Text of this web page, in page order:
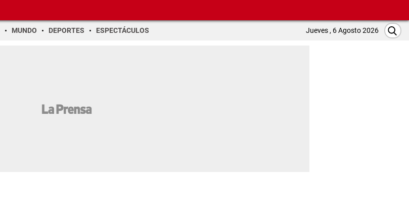
MUNDO DEPORTES ESPECTÁCULOS Jueves , 6 Agosto 2026